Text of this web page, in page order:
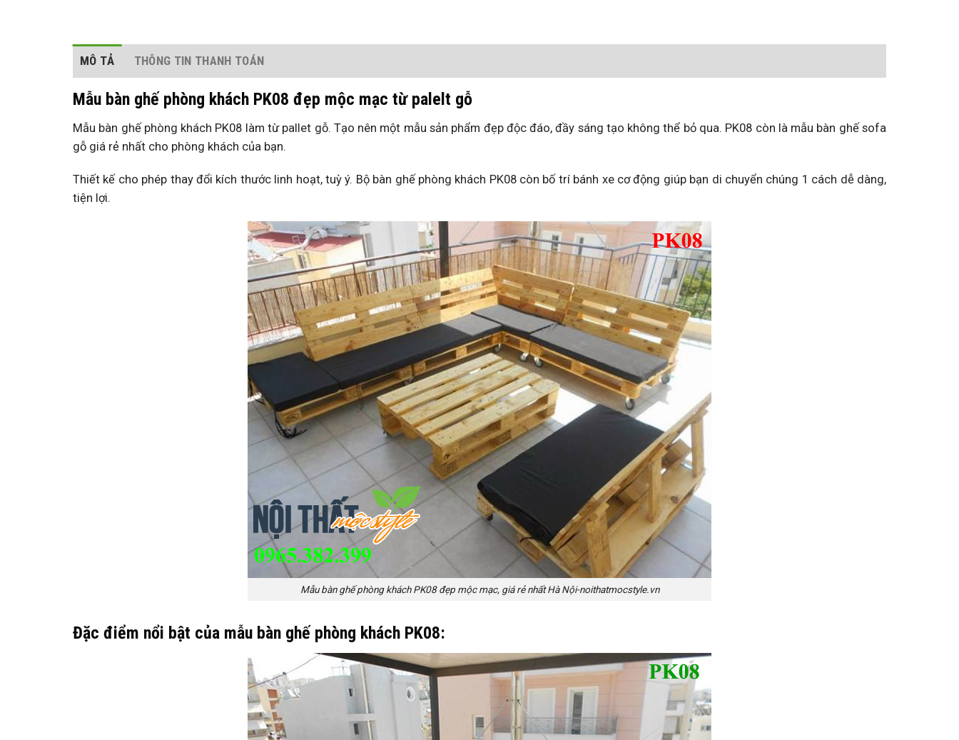
MÔ TẢ THÔNG TIN THANH TOÁN
Mẫu bàn ghế phòng khách PK08 đẹp mộc mạc từ palelt gỗ
Mẫu bàn ghế phòng khách PK08 làm từ pallet gỗ. Tạo nên một mẫu sản phẩm đẹp độc đáo, đầy sáng tạo không thể bỏ qua. PK08 còn là mẫu bàn ghế sofa
gỗ giá rẻ nhất cho phòng khách của bạn.
Thiết kế cho phép thay đổi kích thước linh hoạt, tuỳ ý. Bộ bàn ghế phòng khách PK08 còn bố trí bánh xe cơ động giúp bạn di chuyển chúng 1 cách dễ dàng,
tiện lợi.
Mẫu bàn ghế phòng khách PK08 đẹp mộc mạc, giá rẻ nhất Hà Nội-noithatmocstyle.vn
Đặc điểm nổi bật của mẫu bàn ghế phòng khách PK08: